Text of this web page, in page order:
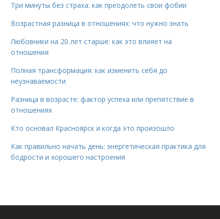
Три минуты без страха: как преодолеть свои фобии
Возрастная разница в отношениях: что нужно знать
Любовники на 20 лет старше: как это влияет на
отношения
Полная трансформация: как изменить себя до
неузнаваемости
Разница в возрасте: фактор успеха или препятствие в
отношениях
Кто основал Красноярск и когда это произошло
Как правильно начать день: энергетическая практика для
бодрости и хорошего настроения